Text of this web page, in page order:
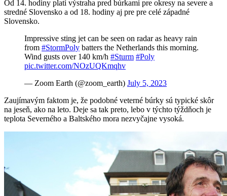
Od 14. hodiny platí výstraha pred búrkami pre okresy na severe a
stredné Slovensko a od 18. hodiny aj pre pre celé západné
Slovensko.
Impressive sting jet can be seen on radar as heavy rain
from #StormPoly batters the Netherlands this morning.
Wind gusts over 140 km/h #Sturm #Poly
pic.twitter.com/NOzUQKmqhv
— Zoom Earth (@zoom_earth) July 5, 2023
Zaujímavým faktom je, že podobné veterné búrky sú typické skôr
na jeseň, ako na leto. Deje sa tak preto, lebo v týchto týždňoch je
teplota Severného a Baltského mora nezvyčajne vysoká.